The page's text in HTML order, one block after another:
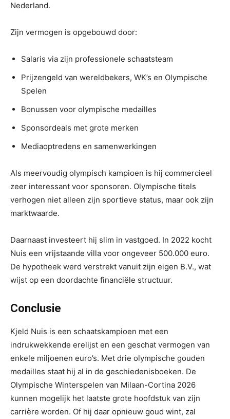
Nederland.
Zijn vermogen is opgebouwd door:
Salaris via zijn professionele schaatsteam
Prijzengeld van wereldbekers, WK’s en Olympische
Spelen
Bonussen voor olympische medailles
Sponsordeals met grote merken
Mediaoptredens en samenwerkingen
Als meervoudig olympisch kampioen is hij commercieel
zeer interessant voor sponsoren. Olympische titels
verhogen niet alleen zijn sportieve status, maar ook zijn
marktwaarde.
Daarnaast investeert hij slim in vastgoed. In 2022 kocht
Nuis een vrijstaande villa voor ongeveer 500.000 euro.
De hypotheek werd verstrekt vanuit zijn eigen B.V., wat
wijst op een doordachte financiële structuur.
Conclusie
Kjeld Nuis is een schaatskampioen met een
indrukwekkende erelijst en een geschat vermogen van
enkele miljoenen euro’s. Met drie olympische gouden
medailles staat hij al in de geschiedenisboeken. De
Olympische Winterspelen van Milaan-Cortina 2026
kunnen mogelijk het laatste grote hoofdstuk van zijn
carrière worden. Of hij daar opnieuw goud wint, zal